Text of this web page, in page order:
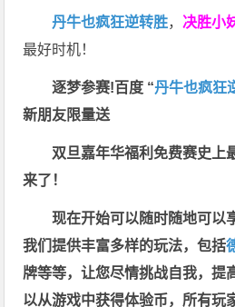
丹牛也疯狂逆转胜， 决胜小
最好时机！
逐梦参赛!百度 “丹牛也疯狂
新朋友限量送
双旦嘉年华福利免费赛史上
来了！
现在开始可以随时随地可以
我们提供丰富多样的玩法，包括
牌等等，让您尽情挑战自我，提
以从游戏中获得体验币，所有玩